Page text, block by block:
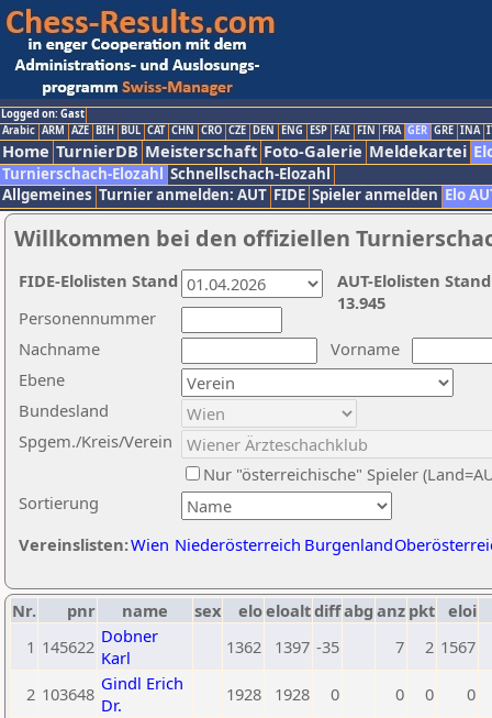
Logged on: Gast
Arabic ARM AZE BIH BUL CAT CHN CRO CZE DEN ENG ESP FAI FIN FRA GER GRE INA
Home TurnierDB Meisterschaft Foto-Galerie Meldekartei
Turnierschach-Elozahl Schnellschach-Elozahl
Allgemeines Turnier anmelden: AUT FIDE Spieler anmelden Elo
Willkommen bei den offiziellen
Nachname
Vorname
Ebene
Sortierung
Personennummer
Bundesland
Spgem./Kreis/Verein
Nur "österreichische" Spieler
Vereinslisten:Wien Niederösterreich Burgenland
AUT-Elolisten
13.945
FIDE-Elolisten Stand
Nr. pnr name sex eloeloaltdiffabg anz pkt eloi
1 145622 Dobner
Karl
1362 1397 -35 7 2 1567
2 103648 Gindl Erich
Dr.
1928 1928 0 0 0 0